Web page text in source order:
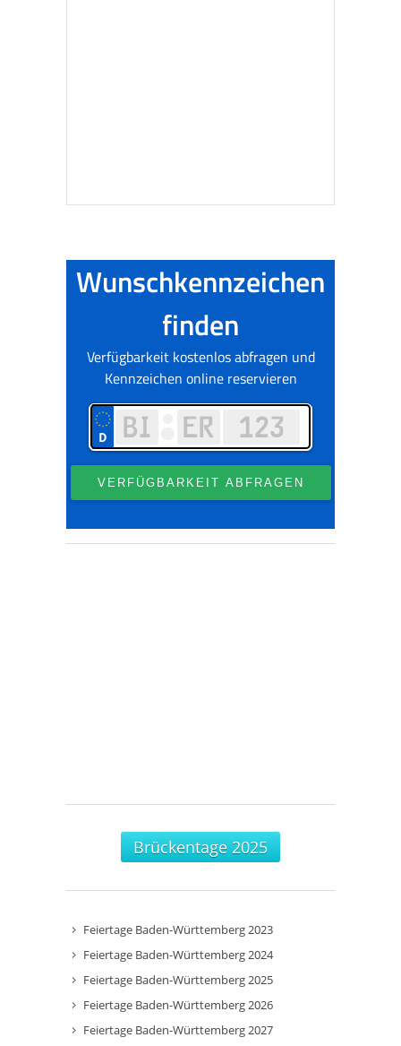
Brückentage 2025
Feiertage Baden-Württemberg 2023
Feiertage Baden-Württemberg 2024
Feiertage Baden-Württemberg 2025
Feiertage Baden-Württemberg 2026
Feiertage Baden-Württemberg 2027